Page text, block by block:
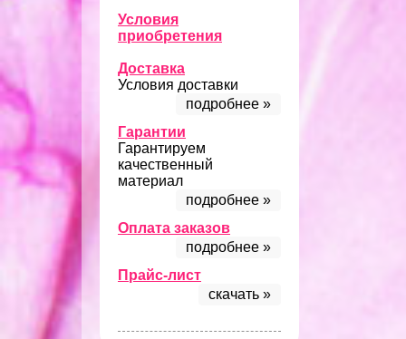
Условия
приобретения
Доставка
Условия доставки
подробнее »
Гарантии
Гарантируем
качественный
материал
подробнее »
Оплата заказов
подробнее »
Прайс-лист
скачать »